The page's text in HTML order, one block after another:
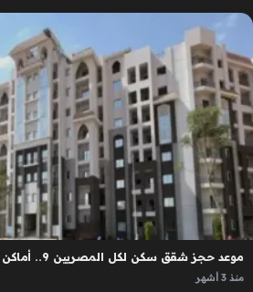
موعد حجز شقق سكن لكل المصريين 9.. أماكن الطرح وتفاصيل الأسعار
منذ 3 أشهر